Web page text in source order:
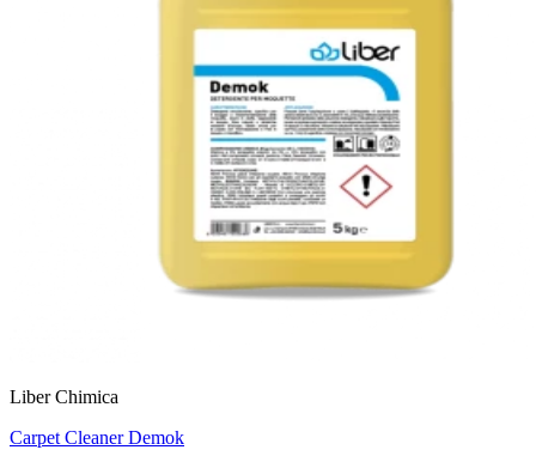
Liber Chimica
Carpet Cleaner Demok